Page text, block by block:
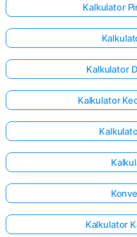
Kalkulator
Kalkulator
Kalkulator
Kalkulator